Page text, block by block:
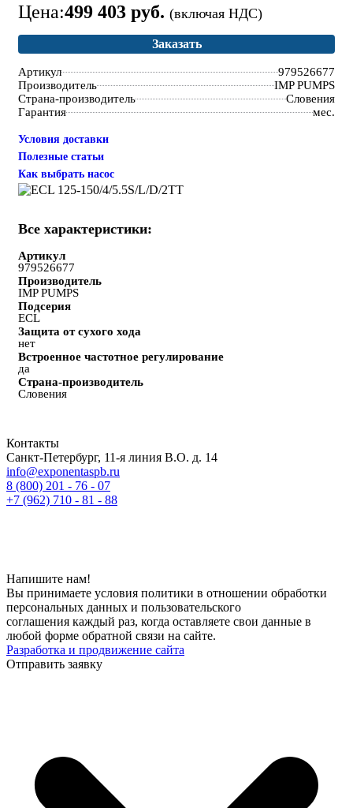
Цена:499 403 руб. (включая НДС)
Заказать
Артикул
979526677
Производитель
IMP PUMPS
Страна-производитель
Словения
Гарантия
мес.
Условия доставки
Полезные статьи
Как выбрать насос
Все характеристики:
Артикул
979526677
Производитель
IMP PUMPS
Подсерия
ECL
Защита от сухого хода
нет
Встроенное частотное регулирование
да
Страна-производитель
Словения
Контакты
Санкт-Петербург, 11-я линия В.О. д. 14
info@exponentaspb.ru
8 (800) 201 - 76 - 07
+7 (962) 710 - 81 - 88
Напишите нам!
Вы принимаете условия политики в отношении обработки
персональных данных и пользовательского
соглашения каждый раз, когда оставляете свои данные в
любой форме обратной связи на сайте.
Разработка и продвижение сайта
Отправить заявку